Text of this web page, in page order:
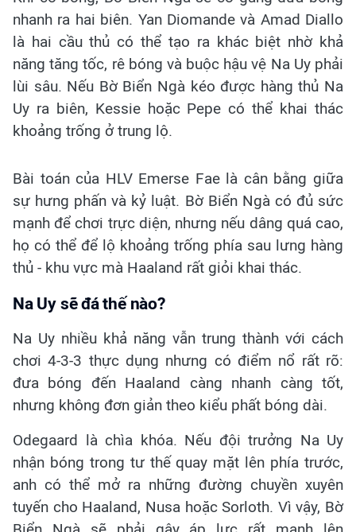
nhanh ra hai biên. Yan Diomande và Amad Diallo
là hai cầu thủ có thể tạo ra khác biệt nhờ khả
năng tăng tốc, rê bóng và buộc hậu vệ Na Uy phải
lùi sâu. Nếu Bờ Biển Ngà kéo được hàng thủ Na
Uy ra biên, Kessie hoặc Pepe có thể khai thác
khoảng trống ở trung lộ.
Bài toán của HLV Emerse Fae là cân bằng giữa
sự hưng phấn và kỷ luật. Bờ Biển Ngà có đủ sức
mạnh để chơi trực diện, nhưng nếu dâng quá cao,
họ có thể để lộ khoảng trống phía sau lưng hàng
thủ - khu vực mà Haaland rất giỏi khai thác.
Na Uy sẽ đá thế nào?
Na Uy nhiều khả năng vẫn trung thành với cách
chơi 4-3-3 thực dụng nhưng có điểm nổ rất rõ:
đưa bóng đến Haaland càng nhanh càng tốt,
nhưng không đơn giản theo kiểu phất bóng dài.
Odegaard là chìa khóa. Nếu đội trưởng Na Uy
nhận bóng trong tư thế quay mặt lên phía trước,
anh có thể mở ra những đường chuyền xuyên
tuyến cho Haaland, Nusa hoặc Sorloth. Vì vậy, Bờ